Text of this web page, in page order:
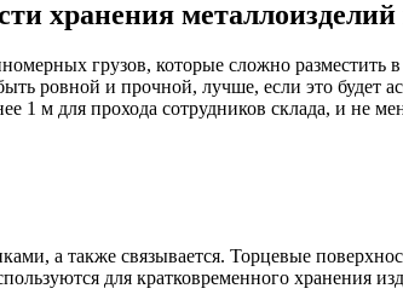
хранения
грузов, которые сложно
ровной и прочной, лучше, если это будет
1 м для прохода сотрудников склада, и не
а также связывается. Торцевые
для кратковременного хранения